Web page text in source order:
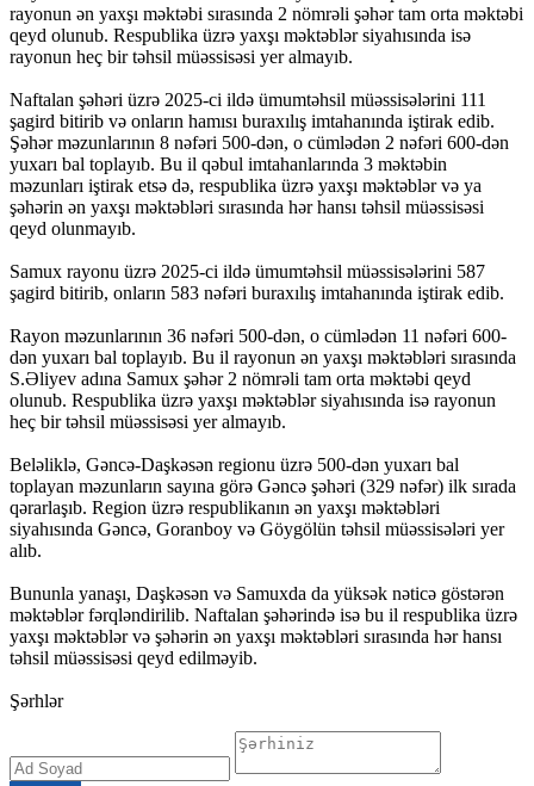
rayonun ən yaxşı məktəbi sırasında 2 nömrəli şəhər tam orta məktəbi
qeyd olunub. Respublika üzrə yaxşı məktəblər siyahısında isə
rayonun heç bir təhsil müəssisəsi yer almayıb.
Naftalan şəhəri üzrə 2025-ci ildə ümumtəhsil müəssisələrini 111
şagird bitirib və onların hamısı buraxılış imtahanında iştirak edib.
Şəhər məzunlarının 8 nəfəri 500-dən, o cümlədən 2 nəfəri 600-dən
yuxarı bal toplayıb. Bu il qəbul imtahanlarında 3 məktəbin
məzunları iştirak etsə də, respublika üzrə yaxşı məktəblər və ya
şəhərin ən yaxşı məktəbləri sırasında hər hansı təhsil müəssisəsi
qeyd olunmayıb.
Samux rayonu üzrə 2025-ci ildə ümumtəhsil müəssisələrini 587
şagird bitirib, onların 583 nəfəri buraxılış imtahanında iştirak edib.
Rayon məzunlarının 36 nəfəri 500-dən, o cümlədən 11 nəfəri 600-
dən yuxarı bal toplayıb. Bu il rayonun ən yaxşı məktəbləri sırasında
S.Əliyev adına Samux şəhər 2 nömrəli tam orta məktəbi qeyd
olunub. Respublika üzrə yaxşı məktəblər siyahısında isə rayonun
heç bir təhsil müəssisəsi yer almayıb.
Beləliklə, Gəncə-Daşkəsən regionu üzrə 500-dən yuxarı bal
toplayan məzunların sayına görə Gəncə şəhəri (329 nəfər) ilk sırada
qərarlaşıb. Region üzrə respublikanın ən yaxşı məktəbləri
siyahısında Gəncə, Goranboy və Göygölün təhsil müəssisələri yer
alıb.
Bununla yanaşı, Daşkəsən və Samuxda da yüksək nəticə göstərən
məktəblər fərqləndirilib. Naftalan şəhərində isə bu il respublika üzrə
yaxşı məktəblər və şəhərin ən yaxşı məktəbləri sırasında hər hansı
təhsil müəssisəsi qeyd edilməyib.
Şərhlər